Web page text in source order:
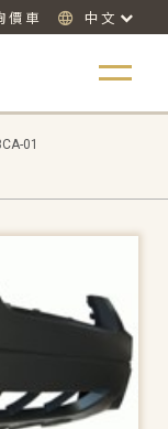
價車 中文
01